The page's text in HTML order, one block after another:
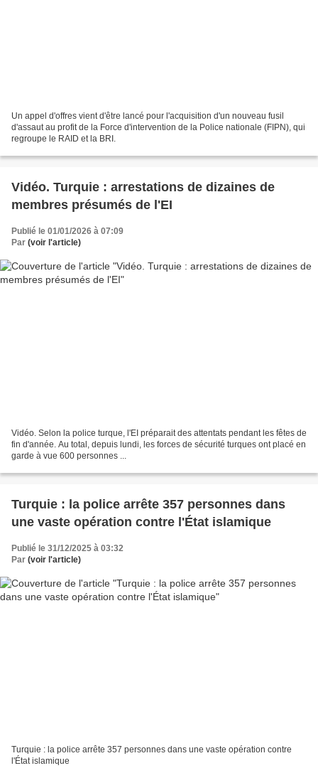
Un appel d'offres vient d'être lancé pour l'acquisition d'un nouveau fusil
d'assaut au profit de la Force d'intervention de la Police nationale (FIPN), qui
regroupe le RAID et la BRI.
Vidéo. Turquie : arrestations de dizaines de
membres présumés de l'EI
Publié le 01/01/2026 à 07:09
Par (voir l'article)
Vidéo. Selon la police turque, l'EI préparait des attentats pendant les fêtes de
fin d'année. Au total, depuis lundi, les forces de sécurité turques ont placé en
garde à vue 600 personnes ...
Turquie : la police arrête 357 personnes dans
une vaste opération contre l'État islamique
Publié le 31/12/2025 à 03:32
Par (voir l'article)
Turquie : la police arrête 357 personnes dans une vaste opération contre
l'État islamique